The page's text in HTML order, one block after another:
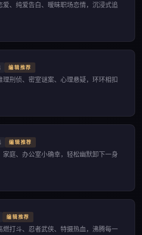
爱、纯爱告白、暧昧职场恋情，沉浸式追
编辑推荐
理刑侦、密室谜案、心理悬疑，环环相扣
编辑推荐
家庭、办公室小确幸，轻松幽默卸下一身
编辑推荐
燃打斗、忍者武侠、特摄热血，沸腾每一